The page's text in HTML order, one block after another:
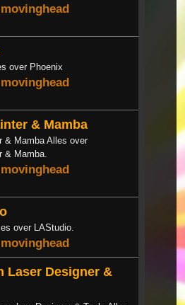
movinghead
over Phoenix
movinghead
& Mamba
& Mamba Alles over
& Mamba.
movinghead
over LAStudio.
movinghead
Laser Designer &